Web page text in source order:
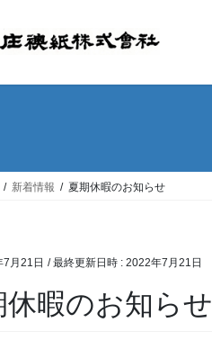
新着情報 夏期休暇のお知らせ
月21日 / 最終更新日時 : 2022年7月21日
休暇のお知らせ